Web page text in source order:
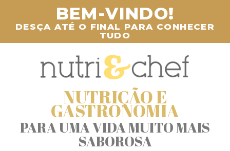
BEM-VINDO!
DESÇA ATÉ O FINAL PARA CONHECER
TUDO
NUTRIÇÃO E
GASTRONOMIA
PARA UMA VIDA MUITO MAIS
SABOROSA